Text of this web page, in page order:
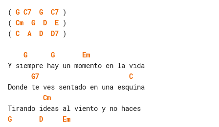
( G C7 G C7
( Cm G D E
( C A D D7 )
G G
Em
G7
C
Cm
G
D
Em